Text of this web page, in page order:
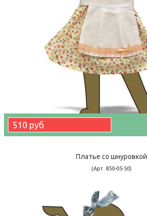
510 руб
Платье со шнуровкой
(Арт. 850-05-50)